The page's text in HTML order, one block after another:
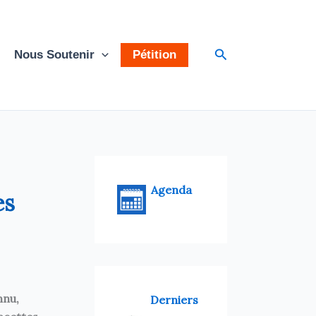
Nous Soutenir Pétition Rechercher
Agenda
Derniers